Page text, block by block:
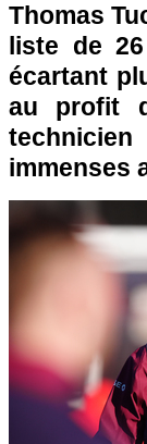
Thomas
liste de
écartant
au profit
immenses